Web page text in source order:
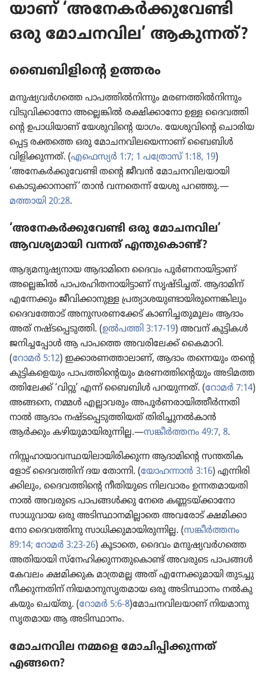
യാണ്‌ ‘അനേകർക്കു​വേ​ണ്ടി
ഒരു മോചനവില’ ആകുന്നത്‌?
ബൈബി​ളി​ന്റെ ഉത്തരം
മനുഷ്യ​വർഗ​ത്തെ പാപത്തിൽനി​ന്നും മരണത്തിൽനി​ന്നും
വിടു​വി​ക്കാ​നോ അല്ലെങ്കിൽ രക്ഷിക്കാ​നോ ഉള്ള ദൈവ​ത്തി​
ന്റെ ഉപാധി​യാണ്‌ യേശു​വി​ന്റെ യാഗം. യേശു​വിന്റെ ചൊരി​യ​
പ്പെട്ട രക്തത്തെ ഒരു മോചനവിലയെന്നാണ്‌ ബൈബിൾ
വിളിക്കുന്നത്‌. (എഫെസ്യർ 1:7; 1 പത്രോസ്‌ 1:18, 19)
‘അനേകർക്കു​വേ​ണ്ടി തന്റെ ജീവൻ മോചനവില​യാ​യി
കൊടു​ക്കാനാണ്‌’ താൻ വന്നതെന്ന്‌ യേശു പറഞ്ഞു.—
മത്തായി 20:28.
‘അനേകർക്കു​വേ​ണ്ടി ഒരു മോചനവില’
ആവശ്യ​മാ​യി വന്നത്‌ എന്തു​കൊണ്ട്‌?
ആദ്യമ​നു​ഷ്യ​നാ​യ ആദാമി​നെ ദൈവം പൂർണ​നാ​യി​ട്ടാണ്‌
അല്ലെങ്കിൽ പാപര​ഹി​ത​നാ​യി​ട്ടാണ്‌ സൃഷ്ടി​ച്ചത്‌. ആദാമിന്‌
എന്നേക്കും ജീവി​ക്കാ​നു​ള്ള പ്രത്യാ​ശ​യു​ണ്ടാ​യി​രു​ന്നെ​ങ്കി​ലും
ദൈവ​ത്തോട്‌ അനുസ​ര​ണ​ക്കേട്‌ കാണി​ച്ച​തു​മൂ​ലം ആദാം
അത്‌ നഷ്ടപ്പെ​ടു​ത്തി. (ഉൽപത്തി 3:17-19) അവന്‌ കുട്ടികൾ
ജനിച്ച​പ്പോൾ ആ പാപത്തെ അവരി​ലേക്ക്‌ കൈമാ​റി.
(റോമർ 5:12) ഇക്കാര​ണ​ത്താ​ലാണ്‌, ആദാം തന്നെയും തന്റെ
കുട്ടി​ക​ളെ​യും പാപത്തിന്റെ​യും മരണത്തിന്റെ​യും അടിമ​ത്ത​
ത്തി​ലേക്ക്‌ ‘വിറ്റു’ എന്ന്‌ ബൈബിൾ പറയു​ന്നത്‌. (റോമർ 7:14)
അങ്ങനെ, നമ്മൾ എല്ലാവ​രും അപൂർണ​രാ​യി​ത്തീർന്ന​തി​
നാൽ ആദാം നഷ്ടപ്പെ​ടു​ത്തി​യത്‌ തിരി​ച്ചു​നൽകാൻ
ആർക്കും കഴിയു​മാ​യി​രു​ന്നി​ല്ല.—സങ്കീർത്ത​നം 49:7, 8.
നിസ്സഹാ​യാ​വ​സ്ഥ​യി​ലാ​യി​രി​ക്കുന്ന ആദാമി​ന്റെ സന്തതി​ക​
ളോട്‌ ദൈവ​ത്തിന്‌ ദയ തോന്നി. (യോഹന്നാൻ 3:16) എന്നിരി​
ക്കി​ലും, ദൈവ​ത്തിന്റെ നീതി​യു​ടെ നിലവാ​രം ഉന്നതമാ​യ​തി​
നാൽ അവരുടെ പാപങ്ങൾക്കു നേരെ കണ്ണടയ്‌ക്കാ​നോ
സാധു​വാ​യ ഒരു അടിസ്ഥാ​ന​മി​ല്ലാ​തെ അവരോട്‌ ക്ഷമിക്കാ​
നോ ദൈവ​ത്തി​നു സാധി​ക്കു​മാ​യി​രു​ന്നില്ല. (സങ്കീർത്തനം
89:14; റോമർ 3:23-26) കൂടാതെ, ദൈവം മനുഷ്യ​വർഗ​ത്തെ
അതിയാ​യി സ്‌നേ​ഹി​ക്കു​ന്ന​തു​കൊണ്ട്‌ അവരുടെ പാപങ്ങൾ
കേവലം ക്ഷമിക്കുക മാത്രമല്ല അത്‌ എന്നേക്കു​മാ​യി തുടച്ചു​
നീ​ക്കു​ന്ന​തിന്‌ നിയമാ​നു​സൃ​ത​മാ​യ ഒരു അടിസ്ഥാ​നം നൽകു​
ക​യും ചെയ്‌തു. (റോമർ 5:6-8)മോചനവില​യാണ്‌ നിയമാ​നു​
സൃ​ത​മാ​യ ആ അടിസ്ഥാ​നം.
മോചനവില നമ്മളെ മോചിപ്പിക്കുന്നത്‌
എങ്ങനെ?